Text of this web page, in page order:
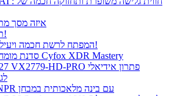
איזה מסך
תודה לכל מי שהגיע!
RUCKUS AI - המפתח לרשת חכמה ויעילה!
סדנת מומחים באבטחת מידע Cyfox XDR Mastery
מצלמת Dahua ANPR עם בינה מלאכותית במבחן